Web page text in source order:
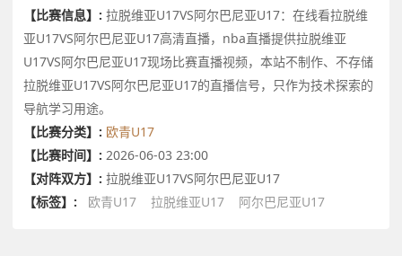
【比赛信息】: 拉脱维亚U17VS阿尔巴尼亚U17：在线看拉脱维
亚U17VS阿尔巴尼亚U17高清直播，nba直播提供拉脱维亚
U17VS阿尔巴尼亚U17现场比赛直播视频，本站不制作、不存储
拉脱维亚U17VS阿尔巴尼亚U17的直播信号，只作为技术探索的
导航学习用途。
【比赛分类】: 欧青U17
【比赛时间】: 2026-06-03 23:00
【对阵双方】: 拉脱维亚U17VS阿尔巴尼亚U17
【标签】:
欧青U17 拉脱维亚U17 阿尔巴尼亚U17